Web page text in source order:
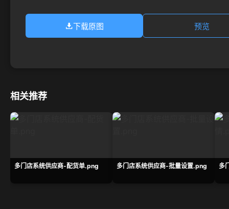
下载原图 预览
相关推荐
多门店系统供应商-配货单.png 多门店系统供应商-批量设置.png 多